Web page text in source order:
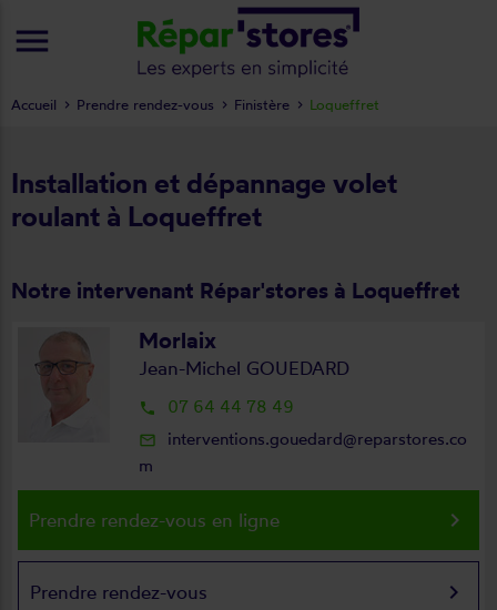
Installation et dépannage volet
roulant à Loqueffret
Notre intervenant Répar'stores à Loqueffret
Morlaix
Jean-Michel GOUEDARD
local_phone 07 64 44 78 49
mail_outline
interventions.gouedard@reparstores.co
m
Prendre rendez-vous en ligne keyboard_arrow_right
Prendre rendez-vous keyboard_arrow_right
Accueil Prendre rendez-vous Finistère Loqueffret
menu